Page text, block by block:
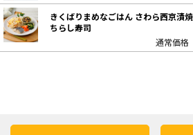
きくばりまめなごはん さわら西京漬
ちらし寿司
通常価格